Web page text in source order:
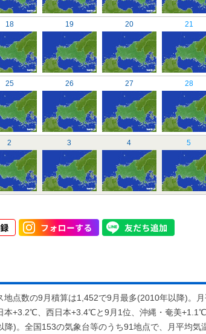
18 19 20 21
25 26 27 28
2 3 4 5
点数の9月積算は1,452で9月最多(2010年以降)。
本+3.2℃、西日本+3.4℃と9月1位、沖縄・奄美
)。全国153の気象台等のうち91地点で、月平均気